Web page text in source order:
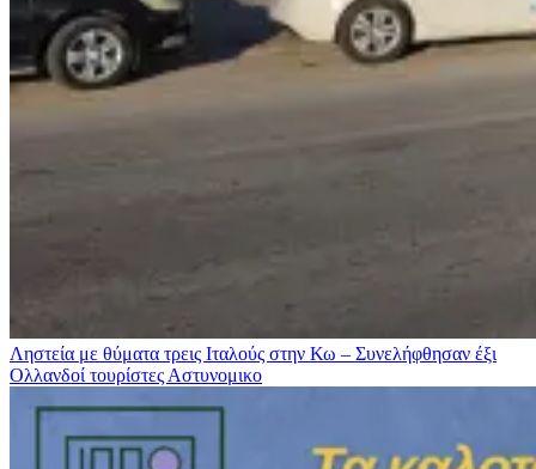
Ληστεία με θύματα τρεις Ιταλούς στην Κω – Συνελήφθησαν έξι
Ολλανδοί τουρίστες Αστυνομικο